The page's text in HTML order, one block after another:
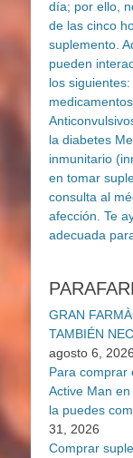
GRAN
TAMBIÉN
agosto 6, 2026
Para comprar
Active Man
la puedes
31, 2026
Comprar